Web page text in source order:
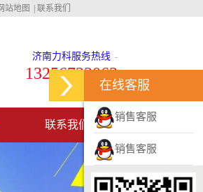
站地图 联系我们
济南力科服务热线
13256723063
联系我们
在线客服
销售客服
销售客服